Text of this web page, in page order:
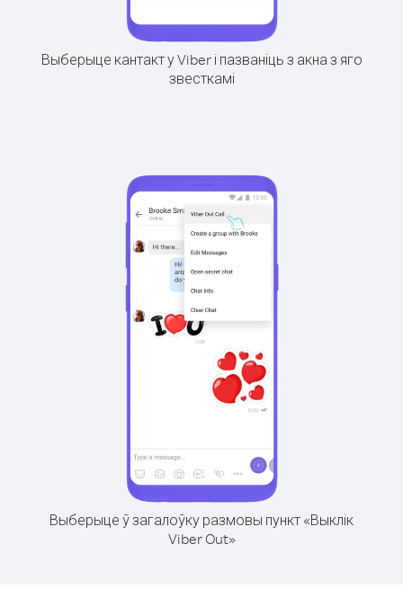
Выберыце кантакт у Viber і пазваніць з акна з яго
звесткамі
Выберыце ў загалоўку размовы пункт «Выклік
Viber Out»